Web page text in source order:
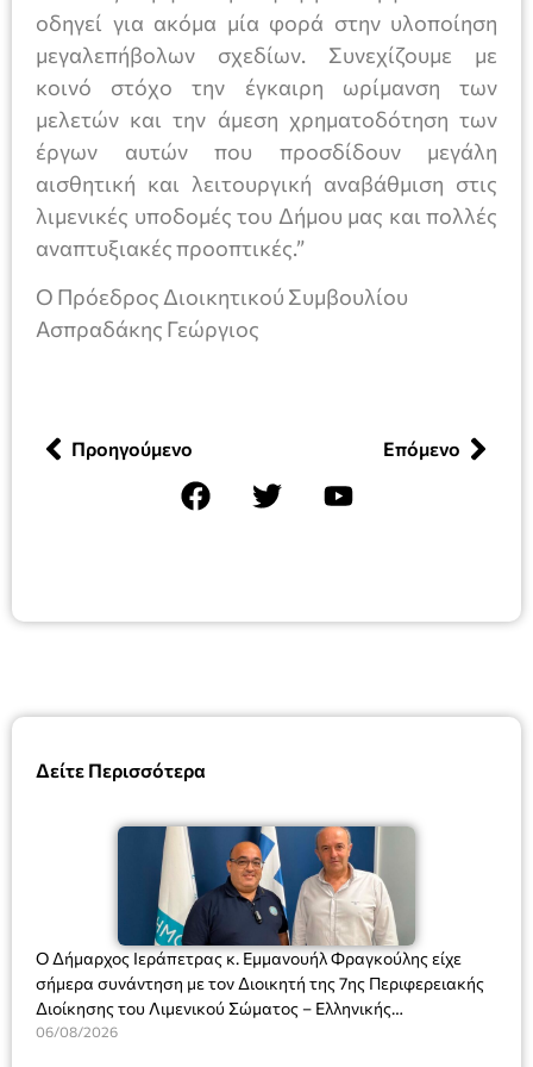
Δείτε Περισσότερα
Ο Δήμαρχος Ιεράπετρας κ. Εμμανουήλ Φραγκούλης είχε
σήμερα συνάντηση με τον Διοικητή της 7ης Περιφερειακής
Διοίκησης του Λιμενικού Σώματος – Ελληνικής
Ακτοφυλακής (Λ.Σ.-ΕΛ.ΑΚΤ.), Αρχιπλοίαρχο Λ.Σ. κ. Ιωάννη
06/08/2026
οδηγεί για ακόμα μία φορά στην υλοποίηση
μεγαλεπήβολων σχεδίων. Συνεχίζουμε με
κοινό στόχο την έγκαιρη ωρίμανση των
μελετών και την άμεση χρηματοδότηση των
έργων αυτών που προσδίδουν μεγάλη
αισθητική και λειτουργική αναβάθμιση στις
λιμενικές υποδομές του Δήμου μας και πολλές
αναπτυξιακές προοπτικές.”
Ο Πρόεδρος Διοικητικού Συμβουλίου
Ασπραδάκης Γεώργιος
Προηγούμενο Επόμενο